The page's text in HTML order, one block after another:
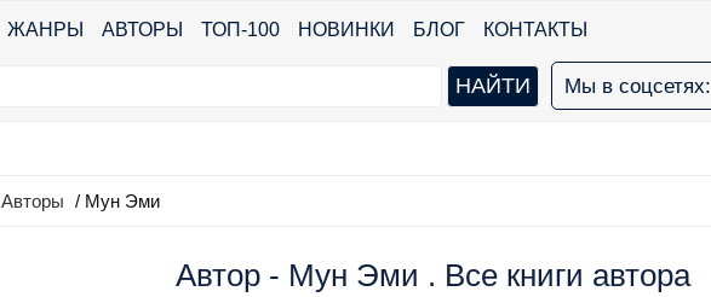
ЖАНРЫ АВТОРЫ ТОП-100 НОВИНКИ БЛОГ КОНТАКТЫ
Мы в соцсетях:
Авторы / Мун Эми
Автор - Мун Эми . Все книги автора